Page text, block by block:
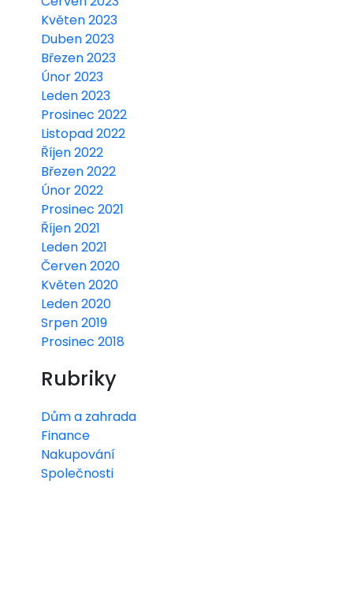
Květen 2023
Duben 2023
Březen 2023
Únor 2023
Leden 2023
Prosinec 2022
Listopad 2022
Říjen 2022
Březen 2022
Únor 2022
Prosinec 2021
Říjen 2021
Leden 2021
Červen 2020
Květen 2020
Leden 2020
Srpen 2019
Prosinec 2018
Rubriky
Dům a zahrada
Finance
Nakupování
Společnosti